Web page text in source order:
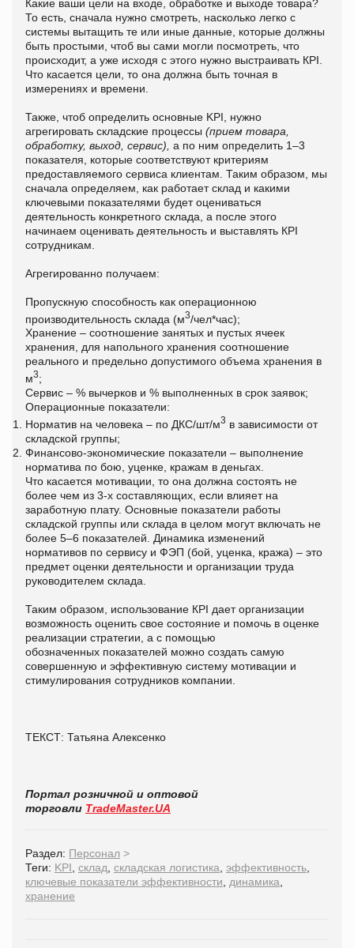
Какие ваши цели на входе, обработке и выходе товара?
То есть, сначала нужно смотреть, насколько легко с
системы вытащить те или иные данные, которые должны
быть простыми, чтоб вы сами могли посмотреть, что
происходит, а уже исходя с этого нужно выстраивать КРI.
Что касается цели, то она должна быть точная в
измерениях и времени.
Также, чтоб определить основные KPI, нужно
агрегировать складские процессы (прием товара,
обработку, выход, сервис), а по ним определить 1–3
показателя, которые соответствуют критериям
предоставляемого сервиса клиентам. Таким образом, мы
сначала определяем, как работает склад и какими
ключевыми показателями будет оцениваться
деятельность конкретного склада, а после этого
начинаем оценивать деятельность и выставлять КРI
сотрудникам.
Агрегированно получаем:
Пропускную способность как операционною
производительность склада (м3/чел*час);
Хранение – соотношение занятых и пустых ячеек
хранения, для напольного хранения соотношение
реального и предельно допустимого объема хранения в
м3;
Сервис – % вычерков и % выполненных в срок заявок;
Операционные показатели:
Норматив на человека – по ДКС/шт/м3 в зависимости от
складской группы;
Финансово-экономические показатели – выполнение
норматива по бою, уценке, кражам в деньгах.
Что касается мотивации, то она должна состоять не
более чем из 3-х составляющих, если влияет на
заработную плату. Основные показатели работы
складской группы или склада в целом могут включать не
более 5–6 показателей. Динамика изменений
нормативов по сервису и ФЭП (бой, уценка, кража) – это
предмет оценки деятельности и организации труда
руководителем склада.
Таким образом, использование КРI дает организации
возможность оценить свое состояние и помочь в оценке
реализации стратегии, а с помощью
обозначенных показателей можно создать самую
совершенную и эффективную систему мотивации и
стимулирования сотрудников компании.
ТЕКСТ: Татьяна Алексенко
Портал розничной и оптовой
торговли TradeMaster.UA
Раздел: Персонал >
Теги: KPI склад складская логистика эффективность
ключевые показатели эффективности
динамика
хранение